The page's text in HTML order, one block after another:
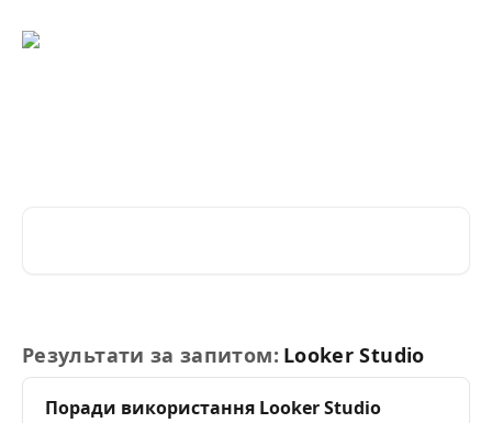
Результати за запитом: Looker Studio
Поради використання LookerStudio